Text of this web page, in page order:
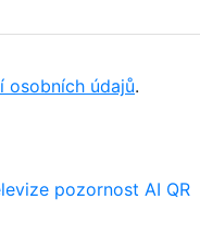
osobních údajů.
pozornost AI QR